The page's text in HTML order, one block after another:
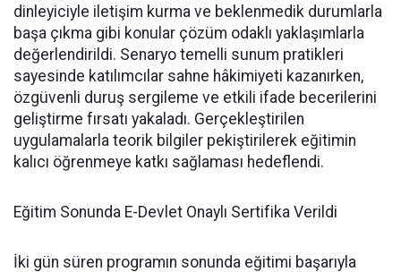
dinleyiciyle iletişim kurma ve beklenmedik durumlarla
başa çıkma gibi konular çözüm odaklı yaklaşımlarla
değerlendirildi. Senaryo temelli sunum pratikleri
sayesinde katılımcılar sahne hâkimiyeti kazanırken,
özgüvenli duruş sergileme ve etkili ifade becerilerini
geliştirme fırsatı yakaladı. Gerçekleştirilen
uygulamalarla teorik bilgiler pekiştirilerek eğitimin
kalıcı öğrenmeye katkı sağlaması hedeflendi.
Eğitim Sonunda E-Devlet Onaylı Sertifika Verildi
İki gün süren programın sonunda eğitimi başarıyla